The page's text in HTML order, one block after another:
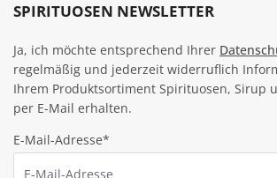
SPIRITUOSEN NEWSLETTER
Ja, ich möchte entsprechend Ihrer
regelmäßig und jederzeit widerruflich
Ihrem Produktsortiment Spirituosen, Sirup
per E-Mail erhalten.
E-Mail-Adresse*